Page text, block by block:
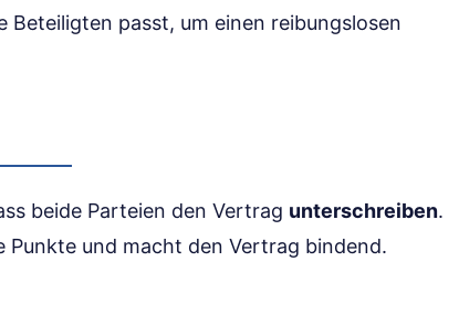
passt, um einen reibungslosen
beide Parteien den Vertrag unterschreiben.
Punkte und macht den Vertrag bindend.